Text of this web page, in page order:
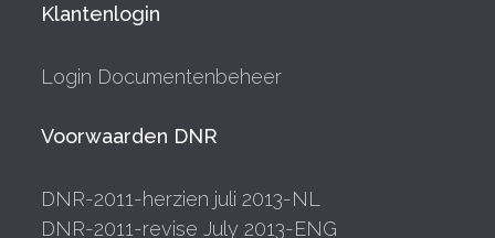
Klantenlogin
Login Documentenbeheer
Voorwaarden DNR
DNR-2011-herzien juli 2013-NL
DNR-2011-revise July 2013-ENG